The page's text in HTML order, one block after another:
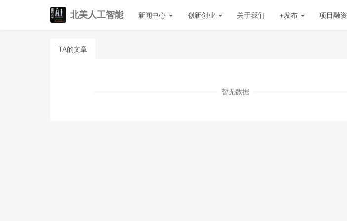
北美人工智能 新闻中心 创新创业 关于我们 +发布 项目融资
TA的文章
暂无数据